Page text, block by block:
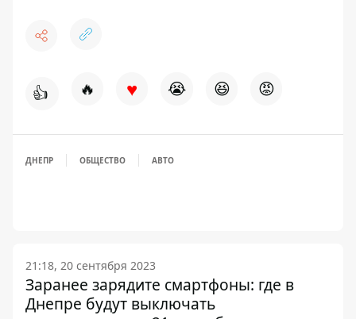
👍 🔥 ♥ 😭 😆 😡
ДНЕПР ОБЩЕСТВО АВТО
21:18, 20 сентября 2023
Заранее зарядите смартфоны: где в
Днепре будут выключать